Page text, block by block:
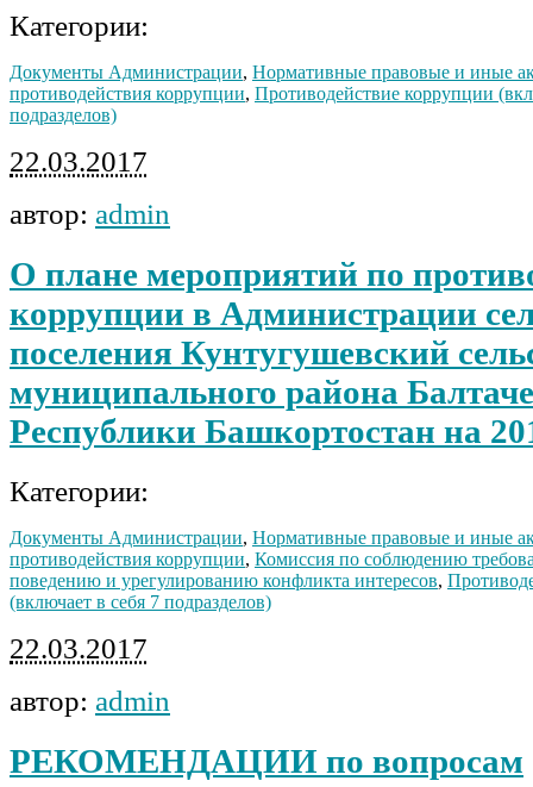
Категории:
Документы Администрации, Нормативные правовые и иные
противодействия коррупции, Противодействие коррупции
подразделов)
22.03.2017
автор: admin
О плане мероприятий по
коррупции в Администрации
поселения Кунтугушевский
муниципального района
Республики Башкортостан на
Категории:
Документы Администрации, Нормативные правовые и иные
противодействия коррупции, Комиссия по соблюдению
поведению и урегулированию конфликта интересов,
(включает в себя 7 подразделов)
22.03.2017
автор: admin
РЕКОМЕНДАЦИИ по вопросам